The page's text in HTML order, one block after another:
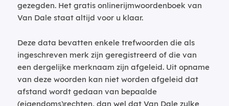
gezegden. Het gratis onlinerijmwoordenboek van
Van Dale staat altijd voor u klaar.
Deze data bevatten enkele trefwoorden die als
ingeschreven merk zijn geregistreerd of die van
een dergelijke merknaam zijn afgeleid. Uit opname
van deze woorden kan niet worden afgeleid dat
afstand wordt gedaan van bepaalde
(eigendoms)rechten, dan wel dat Van Dale zulke